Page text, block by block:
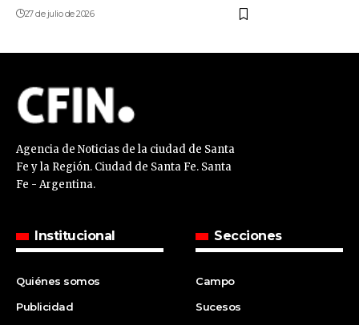
27 de julio de 2026
Agencia de Noticias de la ciudad de Santa
Fe y la Región. Ciudad de Santa Fe. Santa
Fe - Argentina.
Institucional
Quiénes somos
Publicidad
Secciones
Campo
Sucesos